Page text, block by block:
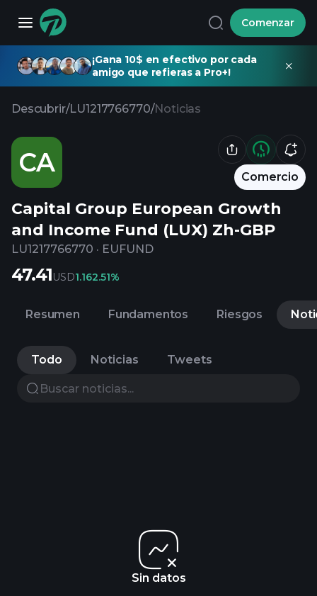
Comenzar
¡Gana 10$ en efectivo por cada
amigo que refieras a Pro+!
Descubrir/LU1217766770/Noticias
CA Comercio
Capital Group European Growth
and Income Fund (LUX) Zh-GBP
LU1217766770 · EUFUND
47.41USD1.162.51%
Resumen Fundamentos Riesgos
Todo Noticias Tweets
Sin datos